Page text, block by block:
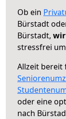
Ob ein
Bürstadt
Bürstadt,
stressfrei
Allzeit bereit
oder eine
nach